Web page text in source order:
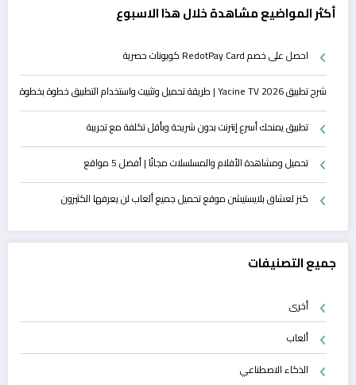
أكثر المواضيع مشاهدة خلال هذا الاسبوع
احصل على خصم RedotPay Card كوبونات حصرية
شرح تطبيق Yacine TV 2026 | طريقة تحميل وتثبيت واستخدام التطبيق خطوة بخطوة
تطبيق يمنحك أسرع إنترنت بدون شريحة وبأقل تكلفة مع تجريبة
تحميل ومشاهدة الأفلام والمسلسلات مجانًا | أفضل 5 مواقع
كنز لعشاق بلايستيشن موقع تحميل جميع ألعاب لن يعرفها الكثيرون
جميع التصنيفات
أخرى
ألعاب
الذكاء الاصطناعي